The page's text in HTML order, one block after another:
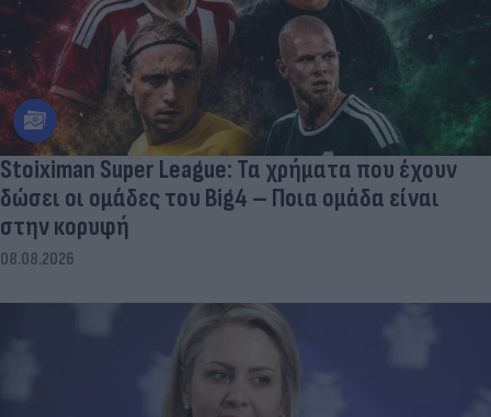
Stoiximan Super League: Τα χρήματα που έχουν
δώσει οι ομάδες του Big4 – Ποια ομάδα είναι
στην κορυφή
08.08.2026